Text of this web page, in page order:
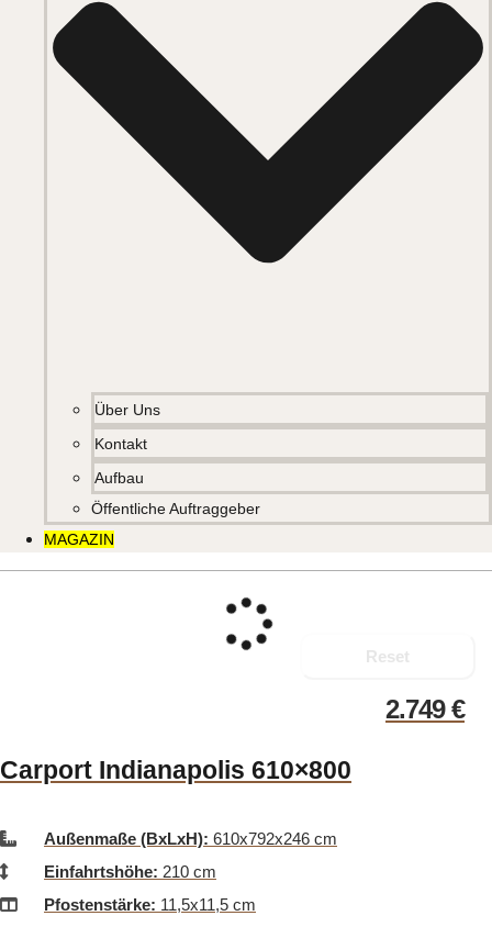
Über Uns
Kontakt
Aufbau
Öffentliche Auftraggeber
MAGAZIN
Reset
2.749€
Carport Indianapolis 610×800
Außenmaße (BxLxH): 610x792x246 cm
Einfahrtshöhe: 210 cm
Pfostenstärke: 11,5x11,5 cm